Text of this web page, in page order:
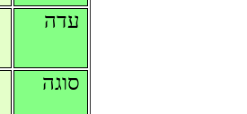
עדה
סוגה